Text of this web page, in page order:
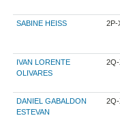
SABINE HEISS 2P-
IVAN LORENTE
OLIVARES
DANIEL GABALDON
ESTEVAN